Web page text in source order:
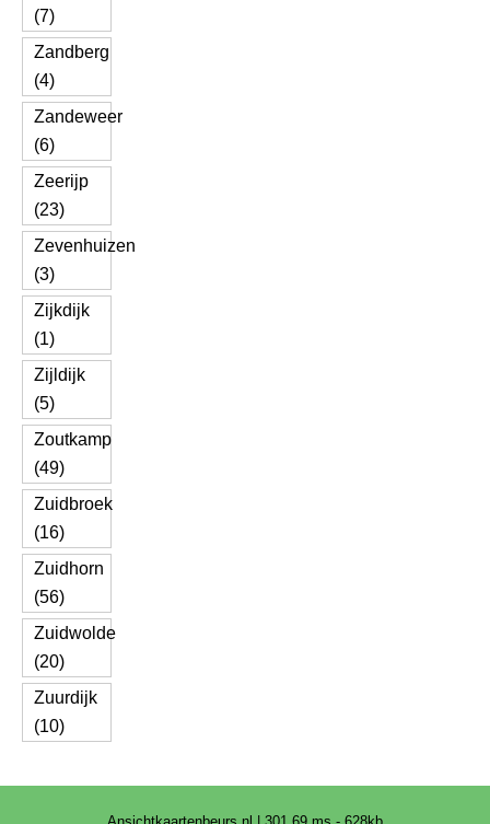
(7)
Zandberg
(4)
Zandeweer
(6)
Zeerijp
(23)
Zevenhuizen
(3)
Zijkdijk
(1)
Zijldijk
(5)
Zoutkamp
(49)
Zuidbroek
(16)
Zuidhorn
(56)
Zuidwolde
(20)
Zuurdijk
(10)